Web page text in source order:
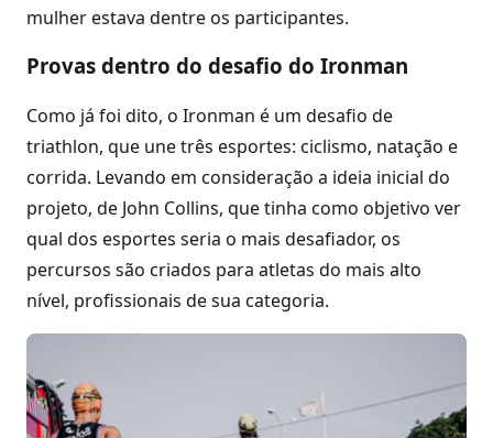
mulher estava dentre os participantes.
Provas dentro do desafio do Ironman
Como já foi dito, o Ironman é um desafio de
triathlon, que une três esportes: ciclismo, natação e
corrida. Levando em consideração a ideia inicial do
projeto, de John Collins, que tinha como objetivo ver
qual dos esportes seria o mais desafiador, os
percursos são criados para atletas do mais alto
nível, profissionais de sua categoria.